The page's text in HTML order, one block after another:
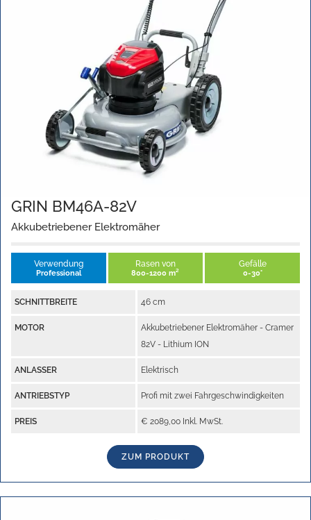
GRIN BM46A-82V
Akkubetriebener Elektromäher
Verwendung
Professional
Rasen von
800-1200 m²
Gefälle
0-30°
SCHNITTBREITE 46 cm
MOTOR
Akkubetriebener Elektromäher - Cramer
82V - Lithium ION
ANLASSER Elektrisch
ANTRIEBSTYP Profi mit zwei Fahrgeschwindigkeiten
PREIS € 2089,00 Inkl. MwSt.
ZUM PRODUKT